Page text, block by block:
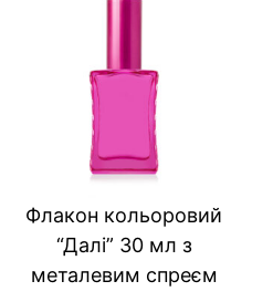
Флакон кольоровий
“Далі” 30 мл з
металевим спреєм